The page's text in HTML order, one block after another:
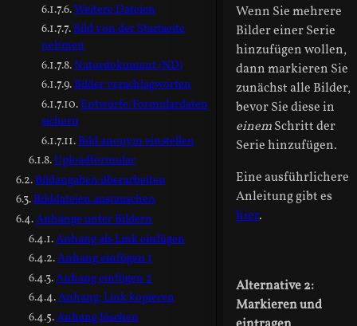
Weitere Dateien
Bild von der Startseite
nehmen
Naturdokument (ND)
Bilder verschlagworten
Entwürfe/Formulardaten
sichern
Bild anonym einstellen
Uploadformular
Bildangaben überarbeiten
Bilddateien austauschen
Anhänge unter Bildern
Anhang als Link einfügen
Anhang einfügen 1
Anhang einfügen 2
Anhang: Link kopieren
Anhang löschen
Wenn Sie mehrere
Bilder einer Serie
hinzufügen wollen,
dann markieren Sie
zunächst alle Bilder,
bevor Sie diese in
einemSchritt der
Serie hinzufügen.
Eine ausführlichere
Anleitung gibt es
hier.
Alternative 2:
Markieren und